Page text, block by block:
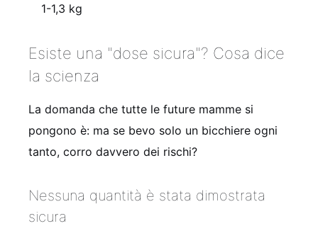
1-1,3 kg
Esiste una "dose sicura"? Cosa dice
la scienza
La domanda che tutte le future mamme si
pongono è: ma se bevo solo un bicchiere ogni
tanto, corro davvero dei rischi?
Nessuna quantità è stata dimostrata
sicura